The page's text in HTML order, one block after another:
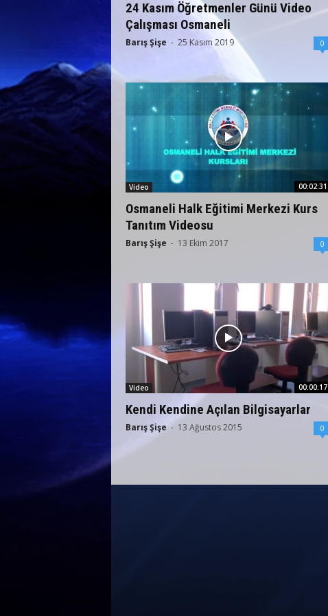
24 Kasım Öğretmenler Günü Video
Çalışması Osmaneli
Barış Şişe - 25 Kasım 2019 0
00:02:31
Video
Osmaneli Halk Eğitimi Merkezi Kurs
Tanıtım Videosu
Barış Şişe - 13 Ekim 2017 0
00:00:17
Video
Kendi Kendine Açılan Bilgisayarlar
Barış Şişe - 13 Ağustos 2015 0